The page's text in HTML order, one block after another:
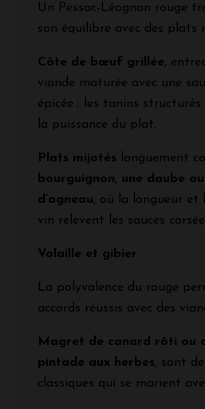
Un Pessac-Léognan rouge
son équilibre avec des plats
Côte de bœuf grillée,
viande maturée avec une
épicée ; les tanins structurés
la puissance du plat.
Plats mijotés longuement
bourguignon, une daube
d’agneau, où la longueur et
vin relèvent les sauces
Volaille et gibier
La polyvalence du rouge
accords réussis avec des
Magret de canard rôti ou
pintade aux herbes, sont
classiques qui se marient